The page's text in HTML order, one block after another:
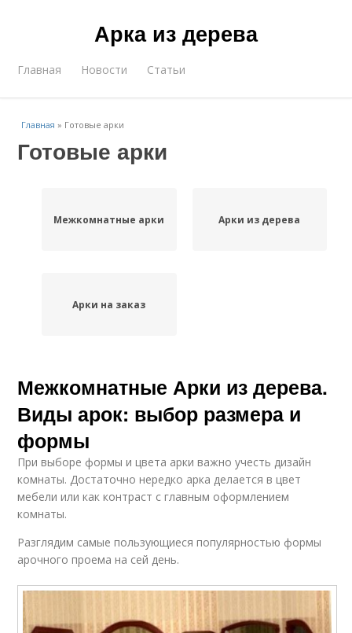
Арка из дерева
Главная Новости Статьи
Главная » Готовые арки
Готовые арки
Межкомнатные арки Арки из дерева
Арки на заказ
Межкомнатные Арки из дерева.
Виды арок: выбор размера и
формы
При выборе формы и цвета арки важно учесть дизайн
комнаты. Достаточно нередко арка делается в цвет
мебели или как контраст с главным оформлением
комнаты.
Разглядим самые пользующиеся популярностью формы
арочного проема на сей день.